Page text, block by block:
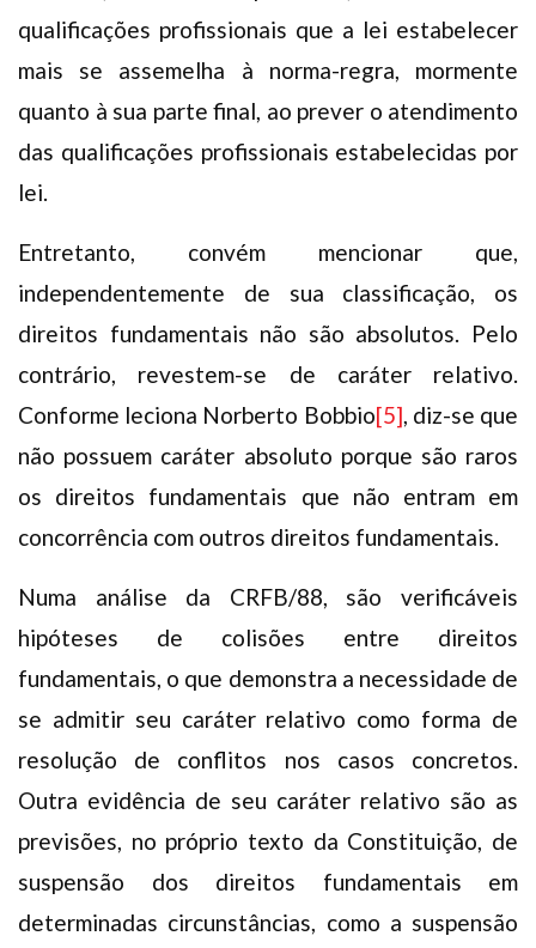
qualificações profissionais que a lei estabelecer
mais se assemelha à norma-regra, mormente
quanto à sua parte final, ao prever o atendimento
das qualificações profissionais estabelecidas por
lei.
Entretanto, convém mencionar que,
independentemente de sua classificação, os
direitos fundamentais não são absolutos. Pelo
contrário, revestem-se de caráter relativo.
Conforme leciona Norberto Bobbio[5], diz-se que
não possuem caráter absoluto porque são raros
os direitos fundamentais que não entram em
concorrência com outros direitos fundamentais.
Numa análise da CRFB/88, são verificáveis
hipóteses de colisões entre direitos
fundamentais, o que demonstra a necessidade de
se admitir seu caráter relativo como forma de
resolução de conflitos nos casos concretos.
Outra evidência de seu caráter relativo são as
previsões, no próprio texto da Constituição, de
suspensão dos direitos fundamentais em
determinadas circunstâncias, como a suspensão